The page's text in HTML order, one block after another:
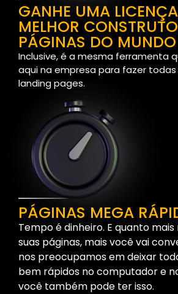
GANHE UMA
MELHOR
PÁGINAS DO MUNDO
Inclusive, é a mesma ferramenta
aqui na empresa para fazer todas
landing pages.
PÁGINAS MEGA
Tempo é dinheiro. E quanto
suas páginas, mais você vai
nos preocupamos em deixar
bem rápidos no computador e
você também pode ter isso.